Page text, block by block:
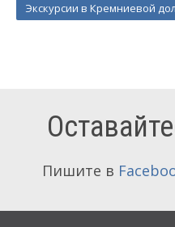
Экскурсии в Кремниевой
Пишите в